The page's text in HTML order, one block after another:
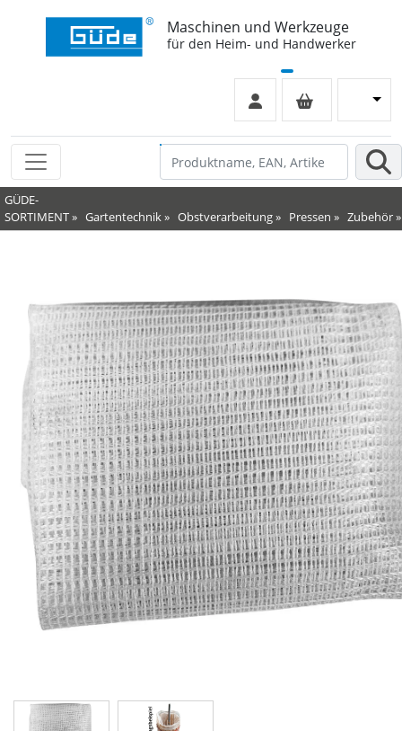
Maschinen und Werkzeuge
für den Heim- und Handwerker
GÜDE-
SORTIMENT» Gartentechnik» Obstverarbeitung» Pressen » Zubehör